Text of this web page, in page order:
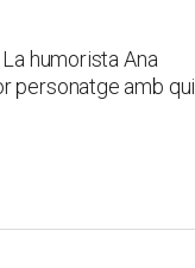
humorista Ana
personatge amb qui